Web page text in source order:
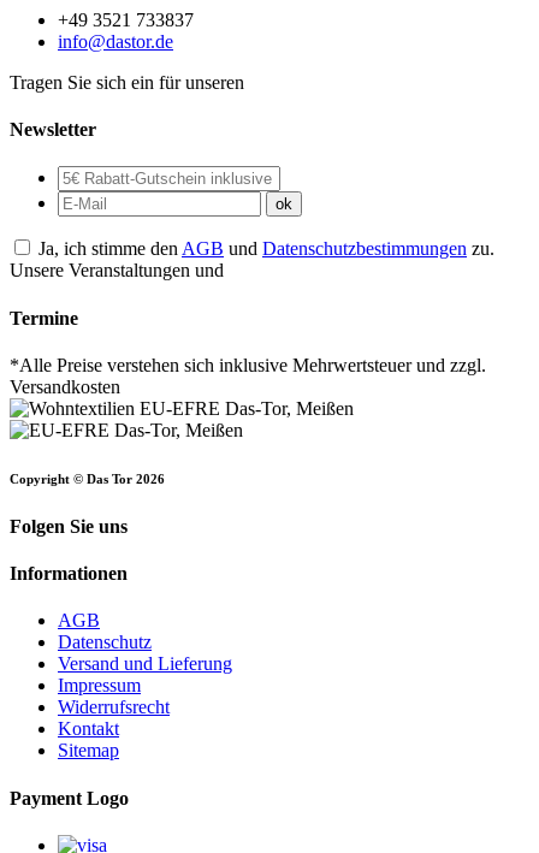
+49 3521 733837
info@dastor.de
Tragen Sie sich ein für unseren
Newsletter
Ja, ich stimme den AGB und Datenschutzbestimmungen zu.
Unsere Veranstaltungen und
Termine
*Alle Preise verstehen sich inklusive Mehrwertsteuer und zzgl.
Versandkosten
Copyright © Das Tor 2026
Folgen Sie uns
Informationen
AGB
Datenschutz
Versand und Lieferung
Impressum
Widerrufsrecht
Kontakt
Sitemap
Payment Logo